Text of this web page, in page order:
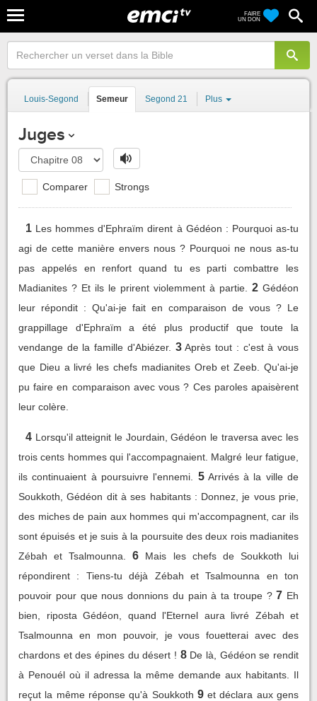
FAIRE
UN DON
Louis-Segond Semeur Segond 21 Plus
Juges
Comparer Strongs
1 Les hommes d'Ephraïm dirent à Gédéon : Pourquoi as-tu
agi de cette manière envers nous ? Pourquoi ne nous as-tu
pas appelés en renfort quand tu es parti combattre les
Madianites ? Et ils le prirent violemment à partie.
2 Gédéon
leur répondit : Qu'ai-je fait en comparaison de vous ? Le
grappillage d'Ephraïm a été plus productif que toute la
vendange de la famille d'Abiézer. 3 Après tout : c'est à vous
que Dieu a livré les chefs madianites Oreb et Zeeb. Qu'ai-je
pu faire en comparaison avec vous ? Ces paroles apaisèrent
leur colère.
4 Lorsqu'il atteignit le Jourdain, Gédéon le traversa avec les
trois cents hommes qui l'accompagnaient. Malgré leur fatigue,
ils continuaient à poursuivre l'ennemi.
5 Arrivés à la ville de
Soukkoth, Gédéon dit à ses habitants : Donnez, je vous prie,
des miches de pain aux hommes qui m'accompagnent, car ils
sont épuisés et je suis à la poursuite des deux rois madianites
Zébah et Tsalmounna.
6
Mais les chefs de Soukkoth lui
répondirent : Tiens-tu déjà Zébah et Tsalmounna en ton
pouvoir pour que nous donnions du pain à ta troupe ? 7 Eh
bien, riposta Gédéon, quand l'Eternel aura livré Zébah et
Tsalmounna en mon pouvoir, je vous fouetterai avec des
chardons et des épines du désert ! 8 De là, Gédéon se rendit
à Penouél où il adressa la même demande aux habitants. Il
reçut la même réponse qu'à Soukkoth 9 et déclara aux gens